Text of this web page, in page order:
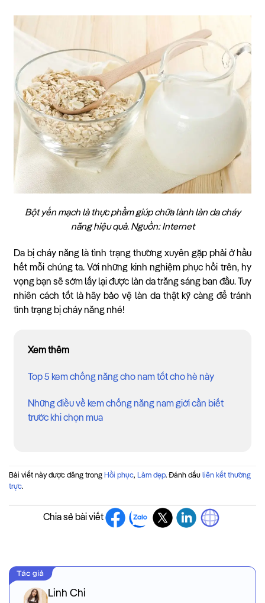
Bột yến mạch là thực phẩm giúp chữa lành làn da cháy
nắng hiệu quả. Nguồn: Internet
Da bị cháy nắng là tình trạng thường xuyên gặp phải ở hầu
hết mỗi chúng ta. Với những kinh nghiệm phục hồi trên, hy
vọng bạn sẽ sớm lấy lại được làn da trắng sáng ban đầu. Tuy
nhiên cách tốt là hãy bảo vệ làn da thật kỹ càng để tránh
tình trạng bị cháy nắng nhé!
Xem thêm
Top 5 kem chống nắng cho nam tốt cho hè này
Những điều về kem chống nắng nam giới cần biết
trước khi chọn mua
Bài viết này được đăng trong Hồi phục, Làm đẹp. Đánh dấu liên kết thường
trực.
Chia sẻ bài viết
Linh Chi